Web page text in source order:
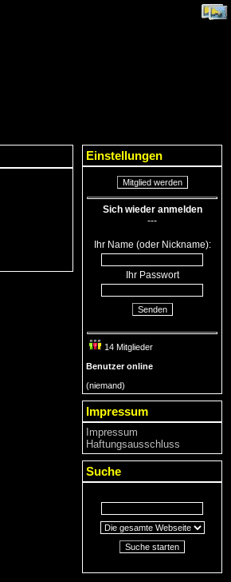
Einstellungen
Mitglied werden
Sich wieder anmelden
---
Ihr Name (oder Nickname):
Ihr Passwort
Senden
14 Mitglieder
Benutzer online
(niemand)
Impressum
Impressum
Haftungsausschluss
Suche
Suche starten